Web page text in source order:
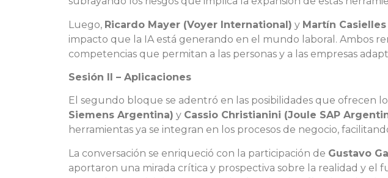
Luego, Ricardo Mayer (Voyer International) y Martín
impacto que la IA está generando en el mundo laboral. Ambos
competencias que permitan a las personas y a las empresas
Sesión II – Aplicaciones
El segundo bloque se adentró en las posibilidades que ofrecen
Siemens Argentina) y Cassio Christianini (Joule SAP
herramientas ya se integran en los procesos de negocio,
La conversación se enriqueció con la participación de Gustavo
aportaron una mirada crítica y prospectiva sobre la realidad y el